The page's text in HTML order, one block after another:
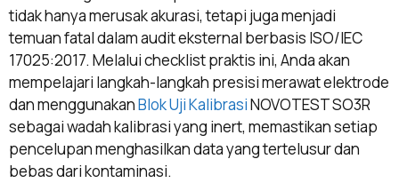
tidak hanya merusak akurasi, tetapi juga menjadi
temuan fatal dalam audit eksternal berbasis ISO/IEC
17025:2017. Melalui checklist praktis ini, Anda akan
mempelajari langkah-langkah presisi merawat elektrode
dan menggunakanBlok Uji KalibrasiNOVOTEST SO3R
sebagai wadah kalibrasi yang inert, memastikan setiap
pencelupan menghasilkan data yang tertelusur dan
bebas dari kontaminasi.